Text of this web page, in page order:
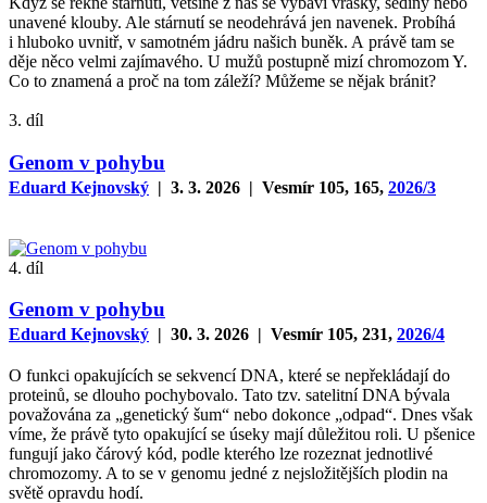
unavené klouby. Ale stárnutí se neodehrává jen navenek. Probíhá
i hluboko uvnitř, v samotném jádru našich buněk. A právě tam se
děje něco velmi zajímavého. U mužů postupně mizí chromozom Y.
Co to znamená a proč na tom záleží? Můžeme se nějak bránit?
3. díl
Genom v pohybu
Eduard Kejnovský | 3. 3. 2026 | Vesmír 105, 165, 2026/3
4. díl
Genom v pohybu
Eduard Kejnovský | 30. 3. 2026 | Vesmír 105, 231, 2026/4
O funkci opakujících se sekvencí DNA, které se nepřekládají do
proteinů, se dlouho pochybovalo. Tato tzv. satelitní DNA bývala
považována za „genetický šum“ nebo dokonce „odpad“. Dnes však
víme, že právě tyto opakující se úseky mají důležitou roli. U pšenice
fungují jako čárový kód, podle kterého lze rozeznat jednotlivé
chromozomy. A to se v genomu jedné z nejsložitějších plodin na
světě opravdu hodí.